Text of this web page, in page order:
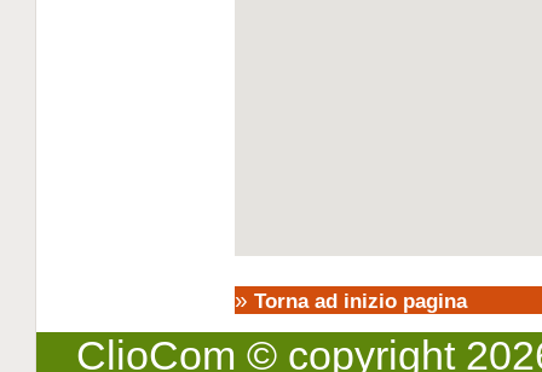
» Torna ad inizio pagina
ClioCom © copyright